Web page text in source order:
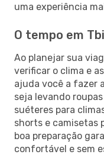
uma experiência
O tempo em
Ao planejar sua
verificar o clima e
ajuda você a fazer
seja levando
suéteres para
shorts e camisetas
boa preparação
confortável e sem